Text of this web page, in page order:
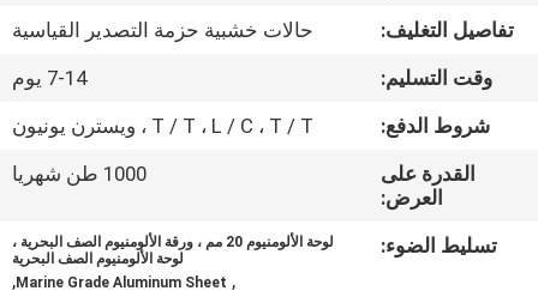
في
المعمل
اتصل
اطلب
تفاصيل التغليف:
حالات خشبية حزمة التصدير القياسية
وقت التسليم:
7-14 يوم
شروط الدفع:
T / T ، L / C ، T / T ، ويسترن يونيون
القدرة على
العرض:
1000 طن شهريا
تسليط الضوء:
لوحة الألومنيوم 20 مم ، ورقة الألومنيوم الصف البحرية ،
لوحة الألومنيوم الصف البحرية
,
Marine Grade Aluminum Sheet
,